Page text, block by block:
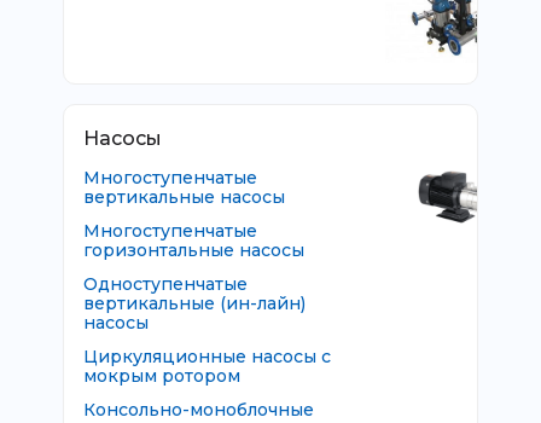
Насосы
Многоступенчатые
вертикальные насосы
Многоступенчатые
горизонтальные насосы
Одноступенчатые
вертикальные (ин-лайн)
насосы
Циркуляционные насосы с
мокрым ротором
Консольно-моноблочные